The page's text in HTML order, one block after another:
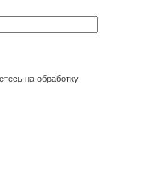
на обработку